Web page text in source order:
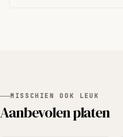
MISSCHIEN OOK LEUK
Aanbevolen platen